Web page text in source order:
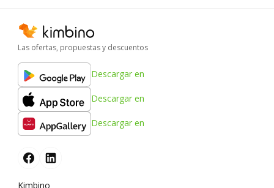
Las ofertas, propuestas y descuentos
Descargar en
Descargar en
Descargar en
Kimbino